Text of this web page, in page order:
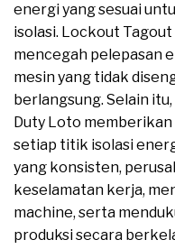
energi yang sesuai
isolasi. Lockout
mencegah pelepasan
mesin yang tidak
berlangsung. Selain
Duty Loto
setiap titik isolasi
yang konsisten,
keselamatan kerja,
machine, serta
produksi secara